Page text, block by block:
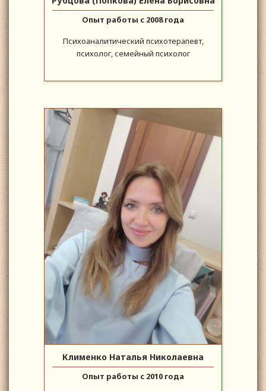
Опыт работы с 2008 года
Психоаналитический психотерапевт,
психолог, семейный психолог
Клименко Наталья Николаевна
Опыт работы с 2010 года